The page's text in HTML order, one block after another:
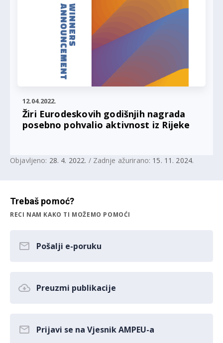
12.04.2022.
Žiri Eurodeskovih godišnjih nagrada
posebno pohvalio aktivnost iz Rijeke
Objavljeno: 28. 4. 2022. / Zadnje ažurirano: 15. 11. 2024.
Trebaš pomoć?
RECI NAM KAKO TI MOŽEMO POMOĆI
Pošalji e-poruku
Preuzmi publikacije
Prijavi se na Vjesnik AMPEU-a